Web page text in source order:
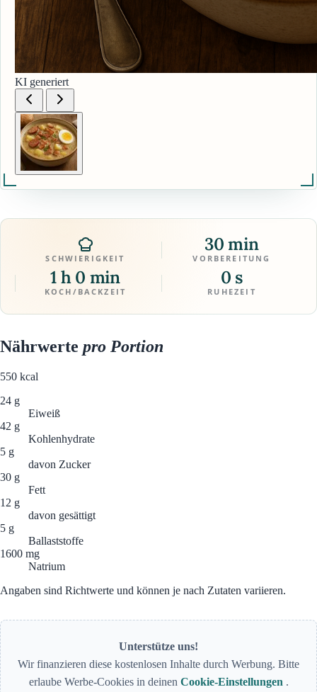
KI generiert
SCHWIERIGKEIT
30 min
VORBEREITUNG
1 h 0 min
KOCH/BACKZEIT
0 s
RUHEZEIT
Nährwerte pro Portion
550 kcal
24 g
Eiweiß
42 g
Kohlenhydrate
5 g
davon Zucker
30 g
Fett
12 g
davon gesättigt
5 g
Ballaststoffe
1600 mg
Natrium
Angaben sind Richtwerte und können je nach Zutaten variieren.
Unterstütze uns!
Wir finanzieren diese kostenlosen Inhalte durch Werbung. Bitte
erlaube Werbe-Cookies in deinen Cookie-Einstellungen .